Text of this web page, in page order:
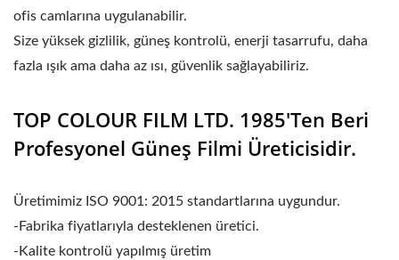
ofis camlarına uygulanabilir.
Size yüksek gizlilik, güneş kontrolü, enerji tasarrufu, daha
fazla ışık ama daha az ısı, güvenlik sağlayabiliriz.
TOP COLOUR FILM LTD. 1985'ten Beri
Profesyonel Güneş Filmi Üreticisidir.
Üretimimiz ISO 9001: 2015 standartlarına uygundur.
-Fabrika fiyatlarıyla desteklenen üretici.
-Kalite kontrolü yapılmış üretim